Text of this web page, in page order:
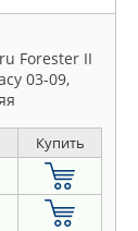
Forester II
03-09,
Купить